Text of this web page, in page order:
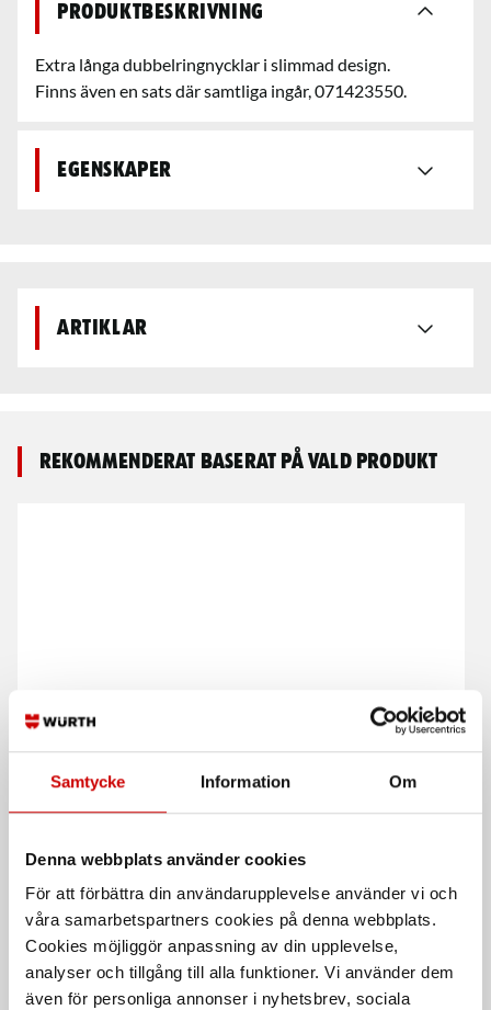
Samtycke Information Om
Denna webbplats använder cookies
För att förbättra din användarupplevelse använder vi och
våra samarbetspartners cookies på denna webbplats.
Cookies möjliggör anpassning av din upplevelse,
analyser och tillgång till alla funktioner. Vi använder dem
även för personliga annonser i nyhetsbrev, sociala
Produktbeskrivning
Extra långa dubbelringnycklar i slimmad design.
Finns även en sats där samtliga ingår, 071423550.
Egenskaper
Artiklar
Rekommenderat baserat på vald produkt
Dubbelringnycklar sats
Blocknyckel Wurth
Powerdrive
även på skadade muttrar/bultar
DIN 3113